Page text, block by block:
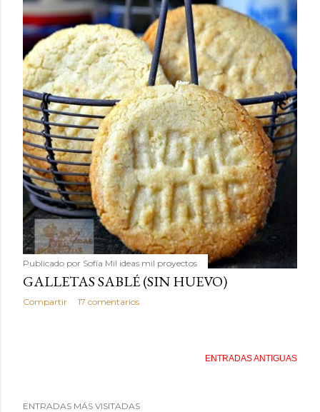
Publicado por Sofía Mil ideas mil proyectos
GALLETAS SABLÉ (SIN HUEVO)
Compartir 17 comentarios
ENTRADAS ANTIGUAS
ENTRADAS MÁS VISITADAS